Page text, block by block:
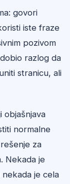
govori
iste fraze
pozivom
razlog da
stranicu, ali
objašnjava
normalne
za
Nekada je
je cela